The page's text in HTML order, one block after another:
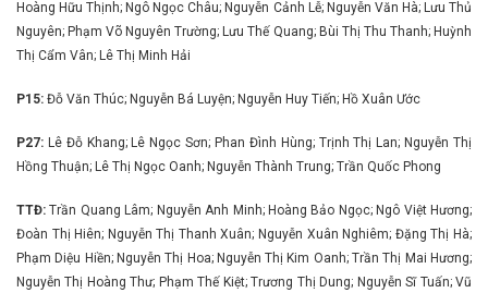
Hoàng Hữu Thịnh; Ngô Ngọc Châu; Nguyễn Cảnh Lễ; Nguyễn Văn Hà; Lưu Thủ
Nguyên; Phạm Võ Nguyên Trường; Lưu Thế Quang; Bùi Thị Thu Thanh; Huỳnh
Thị Cẩm Vân; Lê Thị Minh Hải
P15: Đỗ Văn Thúc; Nguyễn Bá Luyện; Nguyễn Huy Tiến; Hồ Xuân Ước
P27: Lê Đỗ Khang; Lê Ngọc Sơn; Phan Đình Hùng; Trịnh Thị Lan; Nguyễn Thị
Hồng Thuận; Lê Thị Ngọc Oanh; Nguyễn Thành Trung; Trần Quốc Phong
TTĐ: Trần Quang Lâm; Nguyễn Anh Minh; Hoàng Bảo Ngọc; Ngô Việt Hương;
Đoàn Thị Hiên; Nguyễn Thị Thanh Xuân; Nguyễn Xuân Nghiêm; Đặng Thị Hà;
Phạm Diệu Hiền; Nguyễn Thị Hoa; Nguyễn Thị Kim Oanh; Trần Thị Mai Hương;
Nguyễn Thị Hoàng Thư; Phạm Thế Kiệt; Trương Thị Dung; Nguyễn Sĩ Tuấn; Vũ